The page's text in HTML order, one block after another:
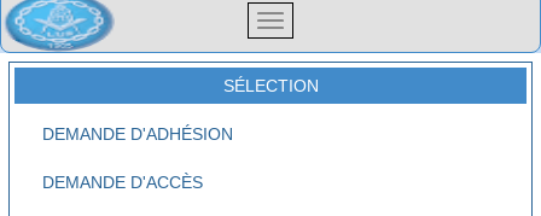
SÉLECTION
DEMANDE D'ADHÉSION
DEMANDE D'ACCÈS